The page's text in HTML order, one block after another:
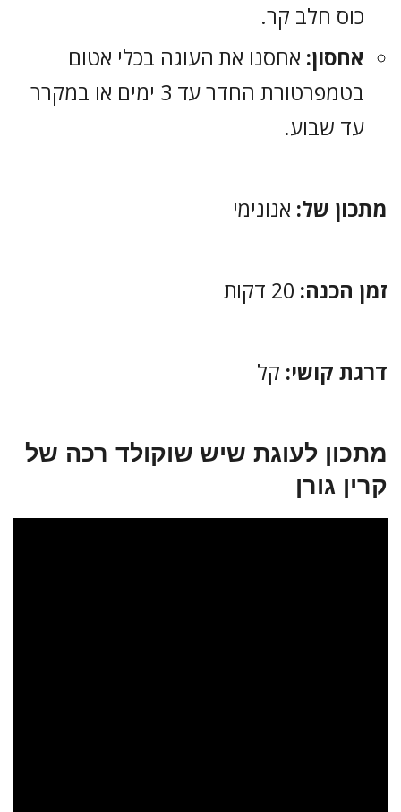
כוס חלב קר.
אחסון: אחסנו את העוגה בכלי אטום
בטמפרטורת החדר עד 3 ימים או במקרר
עד שבוע.
מתכון של: אנונימי
זמן הכנה:
דרגת קושי: קל
מתכון לעוגת שיש שוקולד רכה של
קרין גורן